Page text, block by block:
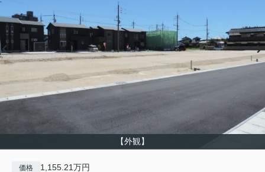
【外観】
価格 1,155.21万円